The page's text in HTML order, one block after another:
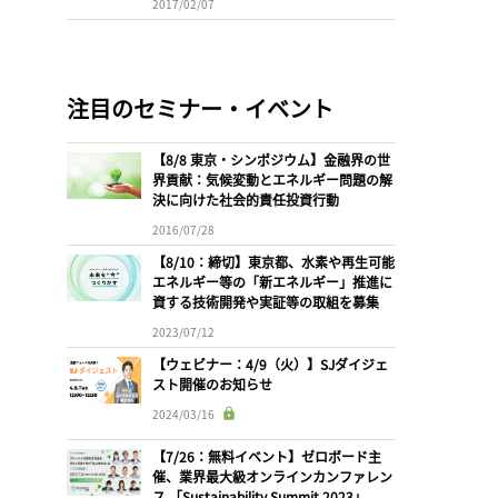
2017/02/07
注目のセミナー・イベント
【8/8 東京・シンポジウム】金融界の世
界貢献：気候変動とエネルギー問題の解
決に向けた社会的責任投資行動
2016/07/28
【8/10：締切】東京都、水素や再生可能
エネルギー等の「新エネルギー」推進に
資する技術開発や実証等の取組を募集
2023/07/12
【ウェビナー：4/9（火）】SJダイジェ
スト開催のお知らせ
2024/03/16
【7/26：無料イベント】ゼロボード主
催、業界最大級オンラインカンファレン